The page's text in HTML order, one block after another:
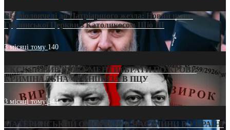
Від віолончелі до Патріаршого жезла: Новий шлях
Грузинської Церкви з Католикосом Шіо III
3 місяці тому 140
ЕКСКЛЮЗИВ (ДОКУМЕНТИ)/БРАТИ ПО КРОВІ:
КРИМІНАЛЬНА ФРАНШИЗА В ПЦУ
3 місяці тому544
МАТЕРИНСЬКИЙ ОМОРФОР В ЧАС ВІЙНИ В УКРАЇНІ